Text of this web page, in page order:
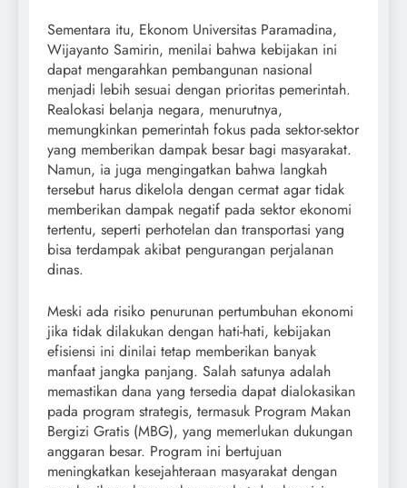
Sementara itu, Ekonom Universitas Paramadina,
Wijayanto Samirin, menilai bahwa kebijakan ini
dapat mengarahkan pembangunan nasional
menjadi lebih sesuai dengan prioritas pemerintah.
Realokasi belanja negara, menurutnya,
memungkinkan pemerintah fokus pada sektor-sektor
yang memberikan dampak besar bagi masyarakat.
Namun, ia juga mengingatkan bahwa langkah
tersebut harus dikelola dengan cermat agar tidak
memberikan dampak negatif pada sektor ekonomi
tertentu, seperti perhotelan dan transportasi yang
bisa terdampak akibat pengurangan perjalanan
dinas.
Meski ada risiko penurunan pertumbuhan ekonomi
jika tidak dilakukan dengan hati-hati, kebijakan
efisiensi ini dinilai tetap memberikan banyak
manfaat jangka panjang. Salah satunya adalah
memastikan dana yang tersedia dapat dialokasikan
pada program strategis, termasuk Program Makan
Bergizi Gratis (MBG), yang memerlukan dukungan
anggaran besar. Program ini bertujuan
meningkatkan kesejahteraan masyarakat dengan